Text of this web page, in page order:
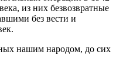
из них безвозвратные
без вести и
нашим народом, до сих